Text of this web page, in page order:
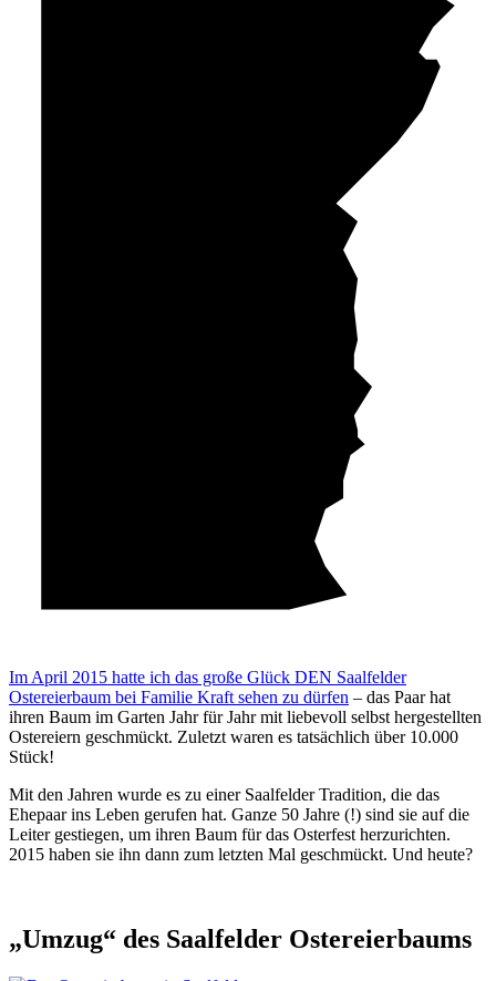
Im April 2015 hatte ich das große Glück DEN Saalfelder
Ostereierbaum bei Familie Kraft sehen zu dürfen – das Paar hat
ihren Baum im Garten Jahr für Jahr mit liebevoll selbst hergestellten
Ostereiern geschmückt. Zuletzt waren es tatsächlich über 10.000
Stück!
Mit den Jahren wurde es zu einer Saalfelder Tradition, die das
Ehepaar ins Leben gerufen hat. Ganze 50 Jahre (!) sind sie auf die
Leiter gestiegen, um ihren Baum für das Osterfest herzurichten.
2015 haben sie ihn dann zum letzten Mal geschmückt. Und heute?
„Umzug“ des Saalfelder Ostereierbaums